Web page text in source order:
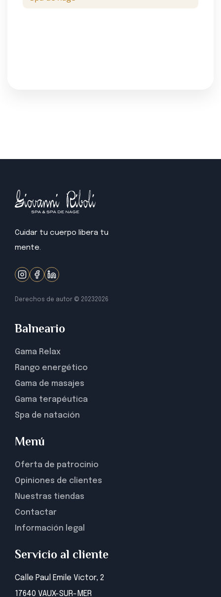
Cuidar tu cuerpo libera tu
mente.
Derechos de autor © 20232026
Balneario
Gama Relax
Rango energético
Gama de masajes
Gama terapéutica
Spa de natación
Menú
Oferta de patrocinio
Opiniones de clientes
Nuestras tiendas
Contactar
Información legal
Servicio al cliente
Calle Paul Emile Victor, 2
17640 VAUX-SUR-MER